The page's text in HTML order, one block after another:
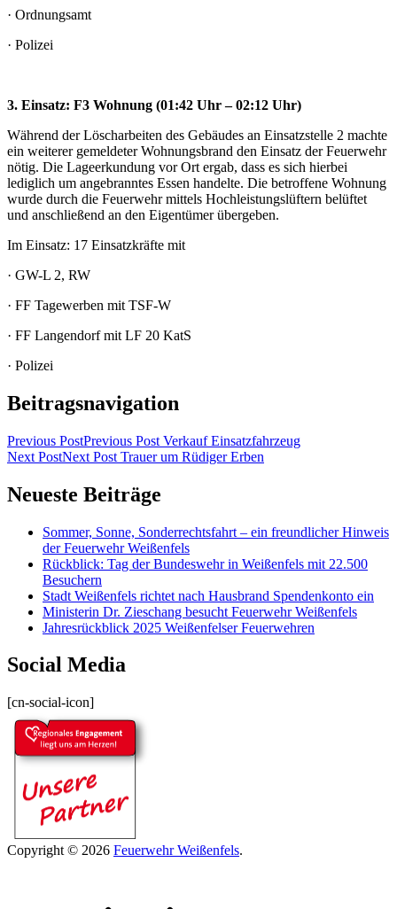
· Ordnungsamt
· Polizei
3. Einsatz: F3 Wohnung (01:42 Uhr – 02:12 Uhr)
Während der Löscharbeiten des Gebäudes an Einsatzstelle 2 machte
ein weiterer gemeldeter Wohnungsbrand den Einsatz der Feuerwehr
nötig. Die Lageerkundung vor Ort ergab, dass es sich hierbei
lediglich um angebranntes Essen handelte. Die betroffene Wohnung
wurde durch die Feuerwehr mittels Hochleistungslüftern belüftet
und anschließend an den Eigentümer übergeben.
Im Einsatz: 17 Einsatzkräfte mit
· GW-L 2, RW
· FF Tagewerben mit TSF-W
· FF Langendorf mit LF 20 KatS
· Polizei
Beitragsnavigation
Previous PostPrevious Post Verkauf Einsatzfahrzeug
Next PostNext Post Trauer um Rüdiger Erben
Neueste Beiträge
Sommer, Sonne, Sonderrechtsfahrt – ein freundlicher Hinweis
der Feuerwehr Weißenfels
Rückblick: Tag der Bundeswehr in Weißenfels mit 22.500
Besuchern
Stadt Weißenfels richtet nach Hausbrand Spendenkonto ein
Ministerin Dr. Zieschang besucht Feuerwehr Weißenfels
Jahresrückblick 2025 Weißenfelser Feuerwehren
Social Media
[cn-social-icon]
Copyright © 2026 Feuerwehr Weißenfels.